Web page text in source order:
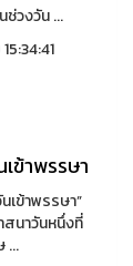
วงวัน ...
ข้าพรรษา
เข้าพรรษา”
นาวันหนึ่งที่
...